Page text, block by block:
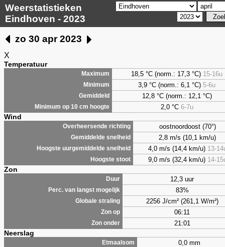
Weerstatistieken
Eindhoven - 2023
zo 30 apr 2023
X
Temperatuur
Maximum 18,5 °C (norm.: 17,3 °C) 15-16u
Minimum 3,9 °C (norm.: 6,1 °C) 5-6u
Gemiddeld 12,8 °C (norm.: 12,1 °C)
Minimum op 10 cm hoogte 2,0°C 6-7u
Wind
Overheersende richting oostnoordoost (70°)
Gemiddelde snelheid 2,8 m/s (10,1 km/u)
Hoogste uurgemiddelde snelheid 4,0 m/s (14,4 km/u) 13-
Hoogste stoot 9,0 m/s (32,4 km/u) 14-
Zon
Duur 12,3 uur
Perc. van langst mogelijk 83%
Globale straling 2256 J/cm² (261,1 W/m²)
Zon op 06:11
Zon onder 21:01
Neerslag
Etmaalsom 0,0 mm